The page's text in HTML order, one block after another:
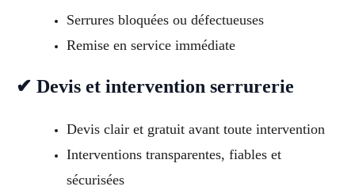
Serrures bloquées ou défectueuses
Remise en service immédiate
✔ Devis et intervention serrurerie
Devis clair et gratuit avant toute intervention
Interventions transparentes, fiables et
sécurisées